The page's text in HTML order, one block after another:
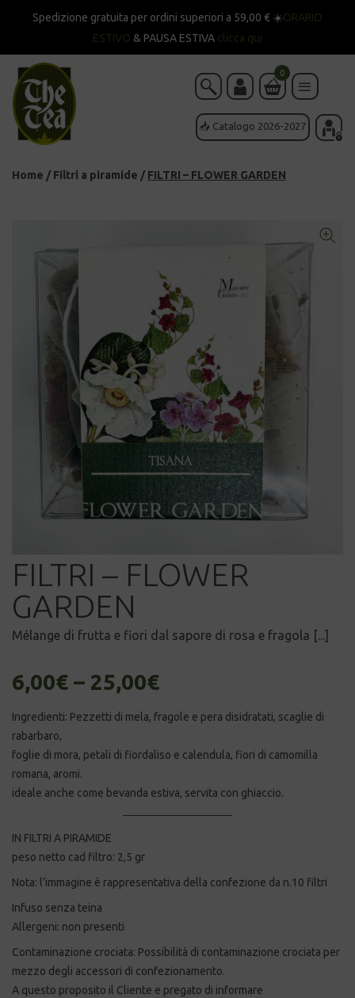
Spedizione gratuita per ordini superiori a 59,00 € ☀️ORARIO
ESTIVO & PAUSA ESTIVA clicca qui
📥 Catalogo 2026-2027
0
Home / Filtri a piramide / FILTRI – FLOWER GARDEN
FILTRI – FLOWER
GARDEN
Mélange di frutta e fiori dal sapore di rosa e fragola [...]
6,00€ – 25,00€
Ingredienti: Pezzetti di mela, fragole e pera disidratati, scaglie di
rabarbaro,
foglie di mora, petali di fiordaliso e calendula, fiori di camomilla
romana, aromi.
ideale anche come bevanda estiva, servita con ghiaccio.
IN FILTRI A PIRAMIDE
peso netto cad filtro: 2,5 gr
Nota: l’immagine è rappresentativa della confezione da n.10 filtri
Infuso senza teina
Allergeni: non presenti
Contaminazione crociata: Possibilità di contaminazione crociata per
mezzo degli accessori di confezionamento.
A questo proposito il Cliente e pregato di informare